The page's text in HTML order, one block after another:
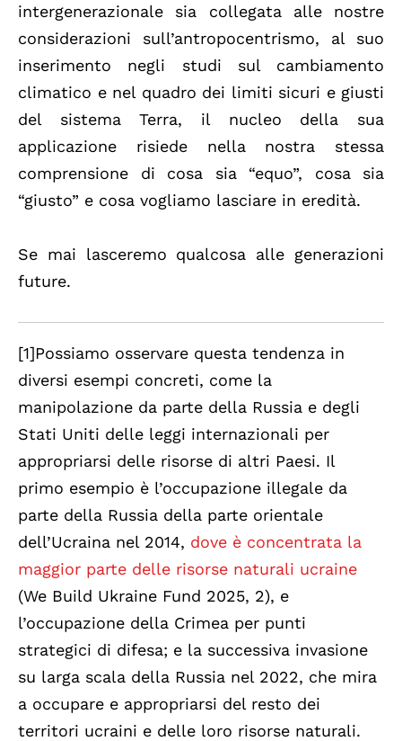
intergenerazionale sia collegata alle nostre
considerazioni sull’antropocentrismo, al suo
inserimento negli studi sul cambiamento
climatico e nel quadro dei limiti sicuri e giusti
del sistema Terra, il nucleo della sua
applicazione risiede nella nostra stessa
comprensione di cosa sia “equo”, cosa sia
“giusto” e cosa vogliamo lasciare in eredità.
Se mai lasceremo qualcosa alle generazioni
future.
[1]Possiamo osservare questa tendenza in
diversi esempi concreti, come la
manipolazione da parte della Russia e degli
Stati Uniti delle leggi internazionali per
appropriarsi delle risorse di altri Paesi. Il
primo esempio è l’occupazione illegale da
parte della Russia della parte orientale
dell’Ucraina nel 2014, dove è concentrata la
maggior parte delle risorse naturali ucraine
(We Build Ukraine Fund 2025, 2), e
l’occupazione della Crimea per punti
strategici di difesa; e la successiva invasione
su larga scala della Russia nel 2022, che mira
a occupare e appropriarsi del resto dei
territori ucraini e delle loro risorse naturali.